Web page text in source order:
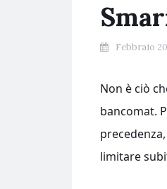
Febbraio
Non è ciò
bancomat.
limitare